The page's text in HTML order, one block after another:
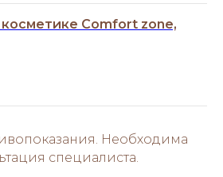
Comfort zone,
Необходима
специалиста.